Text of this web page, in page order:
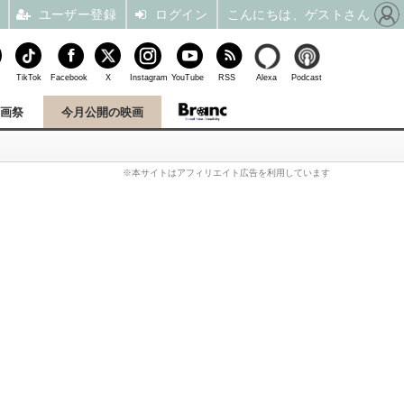
祭 今月公開の映画
※本サイトはアフィリエイト広告を利用しています
TikTok Facebook X Instagram YouTube RSS Alexa Podcast
ユーザー登録 ログイン こんにちは、ゲストさん